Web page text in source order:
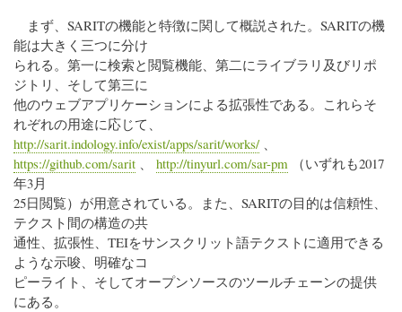
まず、SARITの機能と特徴に関して概説された。SARITの機
能は大きく三つに分け
られる。第一に検索と閲覧機能、第二にライブラリ及びリポ
ジトリ、そして第三に
他のウェブアプリケーションによる拡張性である。これらそ
れぞれの用途に応じて、
http://sarit.indology.info/exist/apps/sarit/works/、
https://github.com/sarit 、 http://tinyurl.com/sar-pm （いずれも2017
年3月
25日閲覧）が用意されている。また、SARITの目的は信頼性、
テクスト間の構造の共
通性、拡張性、TEIをサンスクリット語テクストに適用できる
ような示唆、明確なコ
ピーライト、そしてオープンソースのツールチェーンの提供
にある。